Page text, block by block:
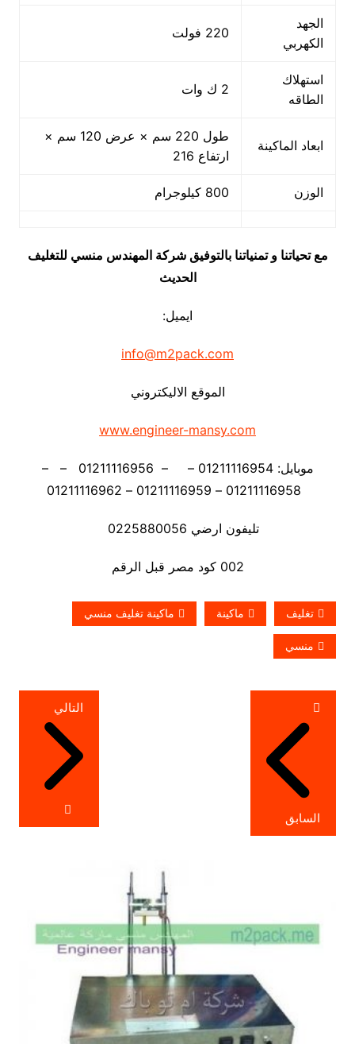
الجهد
الكهربي
220 فولت
استهلاك
الطاقه
2 ك وات
ابعاد الماكينة
طول 220 سم × عرض 120 سم ×
ارتفاع 216
الوزن 800 كيلوجرام
مع تحياتنا و تمنياتنا بالتوفيق شركة المهندس منسي للتغليف
الحديث
ايميل:
info@m2pack.com
الموقع الاليكتروني
www.engineer-mansy.com
موبايل: 01211116954 – – 01211116956 – –
تليفون ارضي 0225880056
002 كود مصر قبل الرقم
تغليف ماكينة ماكينة تغليف منسي
منسي
تصفّح
المقالات
السابق
التالي